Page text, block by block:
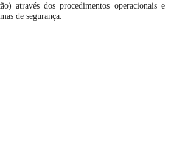
através dos procedimentos operacionais e
de segurança.